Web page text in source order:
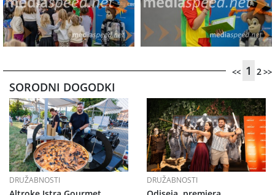
<< 1 2>>
SORODNI DOGODKI
DRUŽABNOSTI DRUŽABNOSTI